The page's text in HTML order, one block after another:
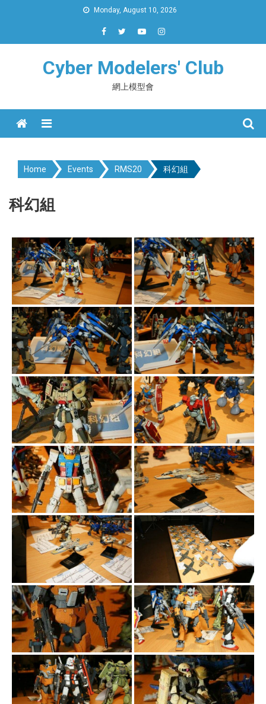
Monday, August 10, 2026
Cyber Modelers' Club
網上模型會
Menu
Home Events RMS20 科幻組
科幻組